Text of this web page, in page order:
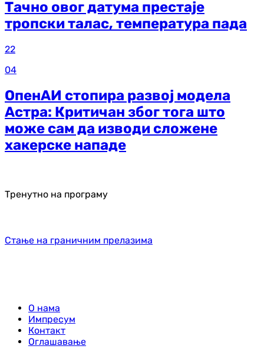
Тачно овог датума престаје
тропски талас, температура пада
22
04
ОпенАИ стопира развој модела
Астра: Критичан због тога што
може сам да изводи сложене
хакерске нападе
Тренутно на програму
Стање на граничним прелазима
О нама
Импресум
Контакт
Оглашавање